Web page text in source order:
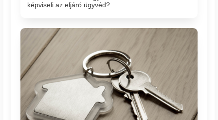
képviseli az eljáró ügyvéd?